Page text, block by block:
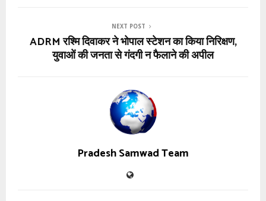
NEXT POST
ADRM रश्मि दिवाकर ने भोपाल स्टेशन का किया निरिक्षण,
युवाओं की जनता से गंदगी न फैलाने की अपील
Pradesh Samwad Team